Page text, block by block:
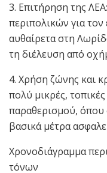
3. Επιτήρηση της
περιπολικών για
αυθαίρετα στη
τη διέλευση από
4. Χρήση ζώνης και
πολύ μικρές,
παραθερισμού, όπου
βασικά μέτρα
Χρονοδιάγραμμα
τόνων